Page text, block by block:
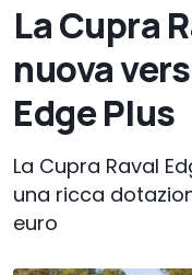
La Cupra
nuova
Edge Plus
La Cupra Raval
una ricca
euro